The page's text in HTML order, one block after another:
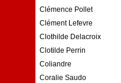
Clémence Pollet
Clément Lefevre
Clothilde Delacroix
Clotilde Perrin
Coliandre
Coralie Saudo